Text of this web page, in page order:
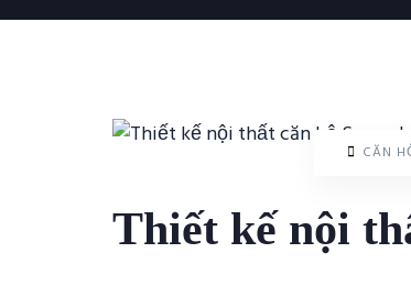
CĂN
Thiết kế nội